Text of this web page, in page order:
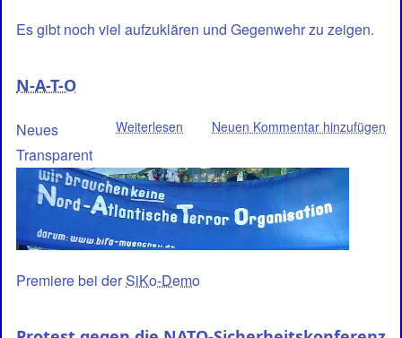
Es gibt noch viel aufzuklären und Gegenwehr zu zeigen.
N-A-T-O
Weiterlesen
A-
T-
O
Neuen Kommentar hinzufügen
Neues
Transparent
Premiere bei derSiKo-Demo